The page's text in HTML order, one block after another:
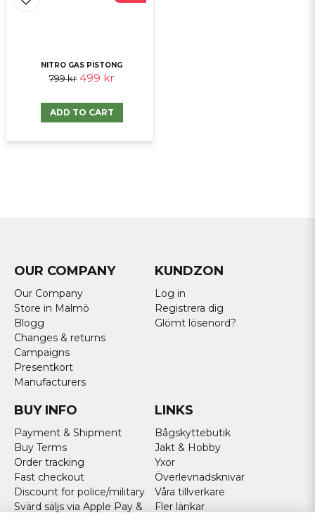
NITRO GAS PISTONG
799 kr 499 kr
ADD TO CART
OUR COMPANY
Our Company
Store in Malmö
Blogg
Changes & returns
Campaigns
Presentkort
Manufacturers
KUNDZON
Log in
Registrera dig
Glömt lösenord?
BUY INFO
Payment & Shipment
Buy Terms
Order tracking
Fast checkout
Discount for police/military
Svärd säljs via Apple Pay &
LINKS
Bågskyttebutik
Jakt & Hobby
Yxor
Överlevnadsknivar
Våra tillverkare
Fler länkar